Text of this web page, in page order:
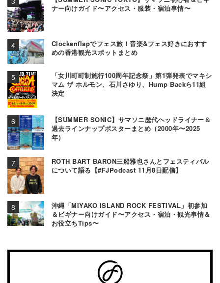
ナー向けガイド〜アクセス・服装・宿泊事情〜
Clockenflapでフェス旅！音楽&フェス好きにおすす
めの香港観光スポットまとめ
「女川町町制施行100周年記念祭」第1弾発表でマキシ
マム ザ ホルモン、石川さゆり、Hump Backら11組
決定
【SUMMER SONIC】サマソニ歴代ヘッドライナー＆
過去ラインナップポスターまとめ（2000年〜2025
年）
ROTH BART BARON三船雅也さんとフェスティバル
について語る【#FJPodcast 11月8日配信】
沖縄「MIYAKO ISLAND ROCK FESTIVAL」初参加
＆ビギナー向けガイド〜アクセス・宿泊・観光事情＆
お役立ちTips〜